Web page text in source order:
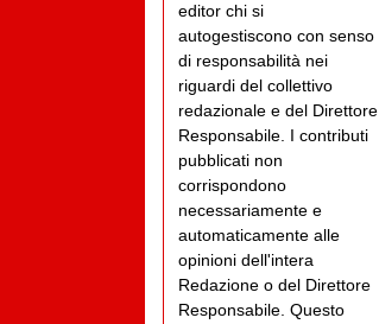
editor chi si
autogestiscono con senso
di responsabilità nei
riguardi del collettivo
redazionale e del Direttore
Responsabile. I contributi
pubblicati non
corrispondono
necessariamente e
automaticamente alle
opinioni dell'intera
Redazione o del Direttore
Responsabile. Questo